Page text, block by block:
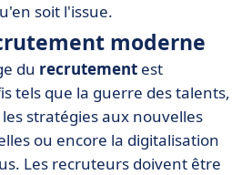
soit l'issue.
moderne
du recrutement est
tels que la guerre des talents,
stratégies aux nouvelles
ou encore la digitalisation
Les recruteurs doivent être